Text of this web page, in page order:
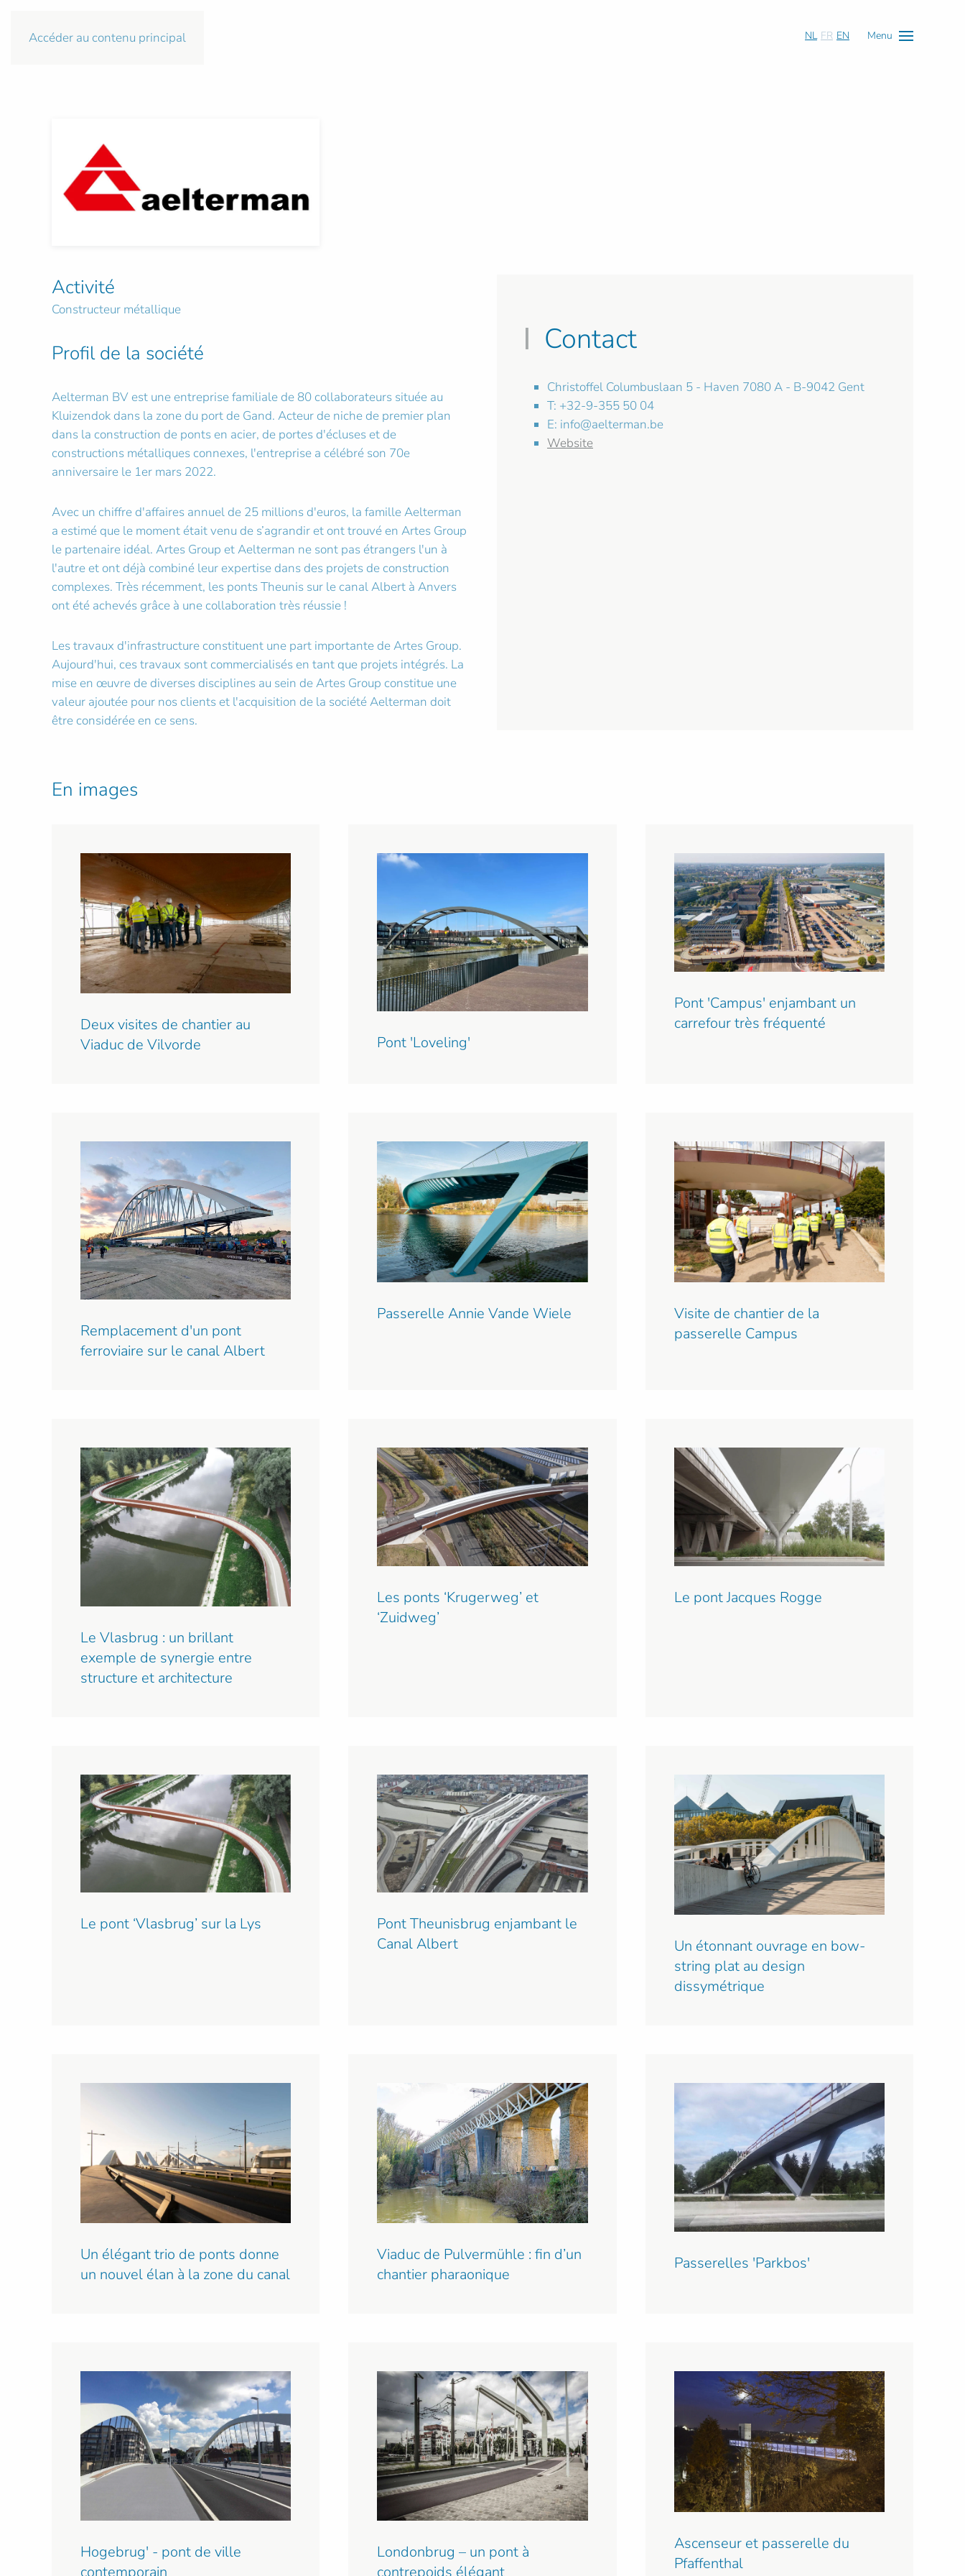
Accéder au contenu principal NL FR EN Menu
Activité
Constructeur métallique
Profil de la société
Aelterman BV est une entreprise familiale de 80 collaborateurs située au
Kluizendok dans la zone du port de Gand. Acteur de niche de premier plan
dans la construction de ponts en acier, de portes d'écluses et de
constructions métalliques connexes, l'entreprise a célébré son 70e
anniversaire le 1er mars 2022.
Avec un chiffre d'affaires annuel de 25 millions d'euros, la famille Aelterman
a estimé que le moment était venu de s’agrandir et ont trouvé en Artes Group
le partenaire idéal. Artes Group et Aelterman ne sont pas étrangers l'un à
l'autre et ont déjà combiné leur expertise dans des projets de construction
complexes. Très récemment, les ponts Theunis sur le canal Albert à Anvers
ont été achevés grâce à une collaboration très réussie !
Les travaux d'infrastructure constituent une part importante de Artes Group.
Aujourd'hui, ces travaux sont commercialisés en tant que projets intégrés. La
mise en œuvre de diverses disciplines au sein de Artes Group constitue une
valeur ajoutée pour nos clients et l'acquisition de la société Aelterman doit
être considérée en ce sens.
Contact
Christoffel Columbuslaan 5 - Haven 7080 A - B-9042 Gent
T: +32-9-355 50 04
E: info@aelterman.be
Website
En images
Deux visites de chantier au
Viaduc de Vilvorde
Pont 'Loveling'
Pont 'Campus' enjambant un
carrefour très fréquenté
Remplacement d'un pont
ferroviaire sur le canal Albert
Passerelle Annie Vande Wiele
Visite de chantier de la
passerelle Campus
Le Vlasbrug : un brillant
exemple de synergie entre
structure et architecture
Les ponts ‘Krugerweg’ et
‘Zuidweg’
Le pont Jacques Rogge
Le pont ‘Vlasbrug’ sur la Lys
Pont Theunisbrug enjambant le
Canal Albert
Un étonnant ouvrage en bow-
string plat au design
dissymétrique
Un élégant trio de ponts donne
un nouvel élan à la zone du canal
Viaduc de Pulvermühle : fin d’un
chantier pharaonique
Passerelles 'Parkbos'
Hogebrug' - pont de ville
contemporain
Londonbrug – un pont à
contrepoids élégant
Ascenseur et passerelle du
Pfaffenthal